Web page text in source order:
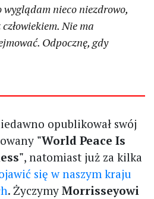
nieco niezdrowo,
Nie ma
Odpocznę, gdy
opublikował swój
"World Peace Is
, natomiast już za kilka
się w naszym kraju
. Życzymy Morrisseyowi